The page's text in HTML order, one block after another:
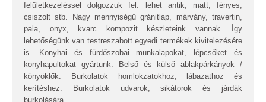
felületkezeléssel dolgozzuk fel: lehet antik, matt, fényes,
csiszolt stb. Nagy mennyiségű gránitlap, márvány, travertin,
pala, onyx, kvarc kompozit készleteink vannak. Így
lehetőségünk van testreszabott egyedi termékek kivitelezésére
is. Konyhai és fürdőszobai munkalapokat, lépcsőket és
konyhapultokat gyártunk. Belső és külső ablakpárkányok /
könyöklők. Burkolatok homlokzatokhoz, lábazathoz és
kerítéshez. Burkolatok udvarok, sikátorok és járdák
burkolására.